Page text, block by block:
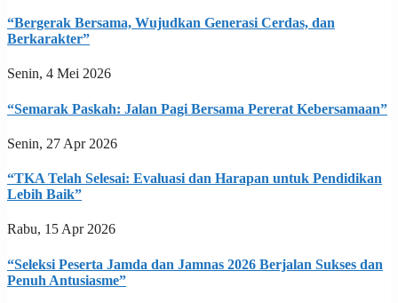
“Bergerak Bersama, Wujudkan Generasi Cerdas, dan
Berkarakter”
Senin, 4 Mei 2026
“Semarak Paskah: Jalan Pagi Bersama Pererat Kebersamaan”
Senin, 27 Apr 2026
“TKA Telah Selesai: Evaluasi dan Harapan untuk Pendidikan
Lebih Baik”
Rabu, 15 Apr 2026
“Seleksi Peserta Jamda dan Jamnas 2026 Berjalan Sukses dan
Penuh Antusiasme”